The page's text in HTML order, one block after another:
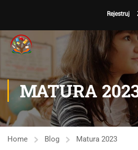
Rejestruj
MATURA
Home Blog Matura 2023